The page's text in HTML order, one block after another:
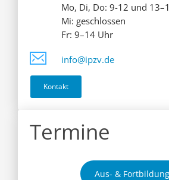
Mo, Di, Do: 9-12 und
Mi: geschlossen
Fr: 9–14 Uhr
info@ipzv.de
Kontakt
Termine
Aus- & Fortbildung